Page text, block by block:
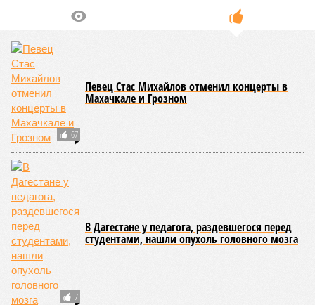
Кабардино-Балкария и Северная Осетия попали в топ-5 антирейтинга по
Две республики Северного Кавказа продемонстрировали
существенный рост детской преступности по итогам первого
полугодия 2026-го.
В Кабардино-Балкарской Республике за первые шесть
месяцев текущего года было зафиксировано 58
несовершеннолетних, совершивших уголовно наказуемые
деяния, что превышает показатель за аналогичный период
2025-го более чем в три раза, когда таковых насчитывалось
всего 16 человек.
В соседней Северной Осетии число подростков-
правонарушителей подскочило с 10 до 17. Обе